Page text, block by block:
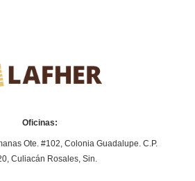
Oficinas:
Ote. #102, Colonia Guadalupe. C.P.
Culiacán Rosales, Sin.